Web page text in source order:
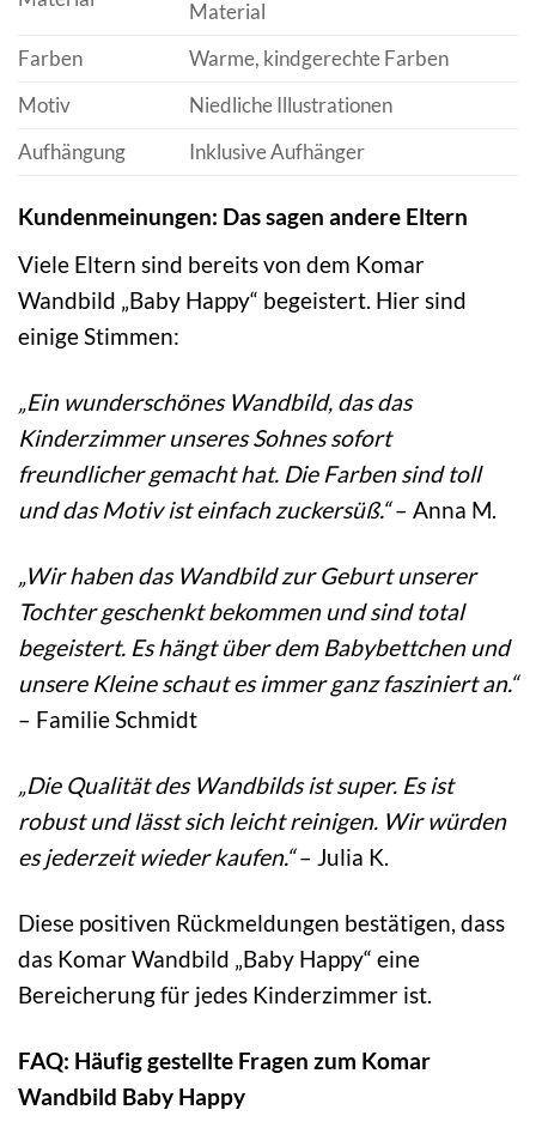
Material
Farben
Warme, kindgerechte Farben
Motiv
Niedliche Illustrationen
Aufhängung
Inklusive Aufhänger
Kundenmeinungen: Das sagen andere Eltern
Viele Eltern sind bereits von dem Komar
Wandbild „Baby Happy“ begeistert. Hier sind
einige Stimmen:
„Ein wunderschönes Wandbild, das das
Kinderzimmer unseres Sohnes sofort
freundlicher gemacht hat. Die Farben sind toll
und das Motiv ist einfach zuckersüß.“– Anna M.
„Wir haben das Wandbild zur Geburt unserer
Tochter geschenkt bekommen und sind total
begeistert. Es hängt über dem Babybettchen und
unsere Kleine schaut es immer ganz fasziniert an.“
– Familie Schmidt
„Die Qualität des Wandbilds ist super. Es ist
robust und lässt sich leicht reinigen. Wir würden
es jederzeit wieder kaufen.“– Julia K.
Diese positiven Rückmeldungen bestätigen, dass
das Komar Wandbild „Baby Happy“ eine
Bereicherung für jedes Kinderzimmer ist.
FAQ: Häufig gestellte Fragen zum Komar
Wandbild Baby Happy